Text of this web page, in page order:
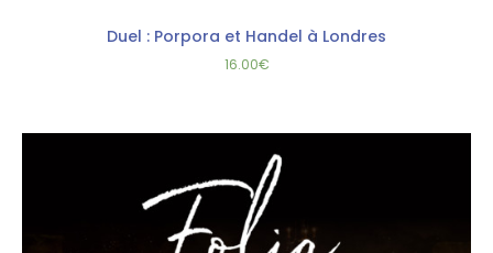
Duel : Porpora et Handel à Londres
16.00€